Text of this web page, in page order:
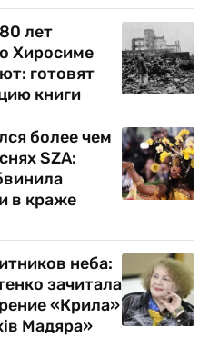
лет
Хиросиме
готовят
книги
более чем
SZA:
в краже
неба:
зачитала
«Крила»
Мадяра»